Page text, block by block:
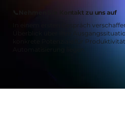
📞Nehmen Sie Kontakt zu uns auf
In einem ersten Gespräch
Überblick über Ihre
konkrete Potenziale für